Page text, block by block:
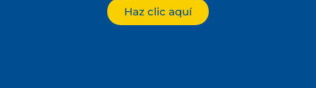
Haz clic aquí